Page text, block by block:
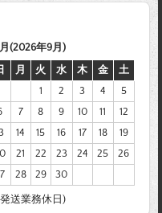
(2026年9月)
月 火 水 木 金
土
1
2 3 4
5
7 8 9 10 11
12
14 15 16 17 18
19
21 22 23 24 25
26
28 29 30
発送業務休日)